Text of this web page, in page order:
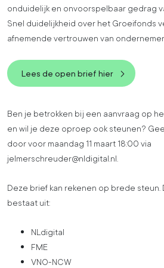
onduidelijk en onvoorspelbaar gedrag
Snel duidelijkheid over het Groeifonds
afnemende vertrouwen van
Lees de open brief hier
Ben je betrokken bij een aanvraag op
en wil je deze oproep ook steunen?
door voor maandag 11 maart 18:00 via
jelmerschreuder@nldigital.nl.
Deze brief kan rekenen op brede
bestaat uit:
NLdigital
FME
VNO-NCW